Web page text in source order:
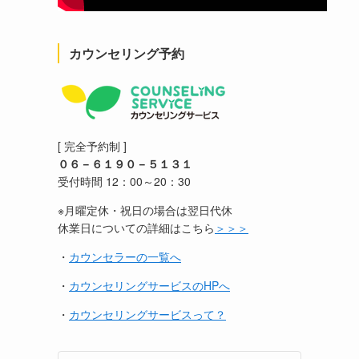
カウンセリング予約
[ 完全予約制 ]
０６－６１９０－５１３１
受付時間 12：00～20：30
※月曜定休・祝日の場合は翌日代休
休業日についての詳細はこちら ＞＞＞
・ カウンセラーの一覧へ
・ カウンセリングサービスのHPへ
・ カウンセリングサービスって？